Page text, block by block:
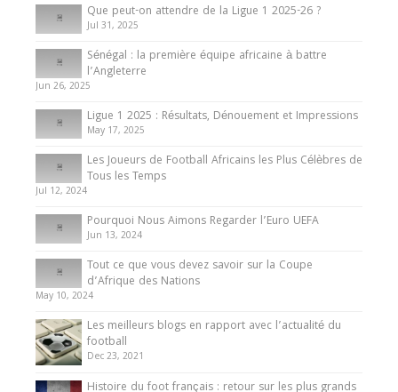
Internationales
Présentation de l’équipe nationale de football
du Cameroun
8 August 2025
Que peut-on attendre de la Ligue 1 2025-26 ?
Jul 31, 2025
Sénégal : la première équipe africaine à battre
l’Angleterre
Jun 26, 2025
Ligue 1 2025 : Résultats, Dénouement et Impressions
May 17, 2025
Les Joueurs de Football Africains les Plus Célèbres de
Tous les Temps
Jul 12, 2024
Pourquoi Nous Aimons Regarder l’Euro UEFA
Jun 13, 2024
Tout ce que vous devez savoir sur la Coupe
d’Afrique des Nations
May 10, 2024
Les meilleurs blogs en rapport avec l’actualité du
football
Dec 23, 2021
Histoire du foot français : retour sur les plus grands